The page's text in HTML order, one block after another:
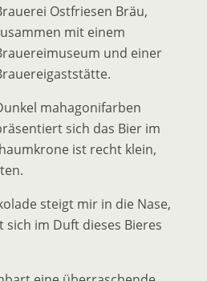
Ostfriesen Bräu,
mit einem
und einer
mahagonifarben
sich das Bier im
ist recht klein,
steigt mir in die Nase,
im Duft dieses Bieres